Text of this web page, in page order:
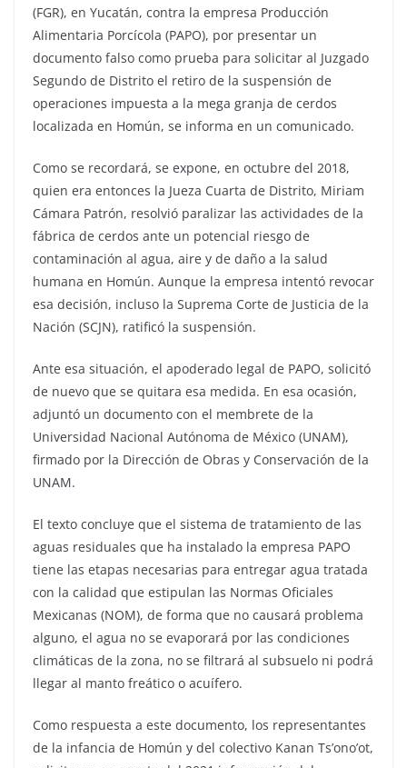
(FGR), en Yucatán, contra la empresa Producción
Alimentaria Porcícola (PAPO), por presentar un
documento falso como prueba para solicitar al Juzgado
Segundo de Distrito el retiro de la suspensión de
operaciones impuesta a la mega granja de cerdos
localizada en Homún, se informa en un comunicado.
Como se recordará, se expone, en octubre del 2018,
quien era entonces la Jueza Cuarta de Distrito, Miriam
Cámara Patrón, resolvió paralizar las actividades de la
fábrica de cerdos ante un potencial riesgo de
contaminación al agua, aire y de daño a la salud
humana en Homún. Aunque la empresa intentó revocar
esa decisión, incluso la Suprema Corte de Justicia de la
Nación (SCJN), ratificó la suspensión.
Ante esa situación, el apoderado legal de PAPO, solicitó
de nuevo que se quitara esa medida. En esa ocasión,
adjuntó un documento con el membrete de la
Universidad Nacional Autónoma de México (UNAM),
firmado por la Dirección de Obras y Conservación de la
UNAM.
El texto concluye que el sistema de tratamiento de las
aguas residuales que ha instalado la empresa PAPO
tiene las etapas necesarias para entregar agua tratada
con la calidad que estipulan las Normas Oficiales
Mexicanas (NOM), de forma que no causará problema
alguno, el agua no se evaporará por las condiciones
climáticas de la zona, no se filtrará al subsuelo ni podrá
llegar al manto freático o acuífero.
Como respuesta a este documento, los representantes
de la infancia de Homún y del colectivo Kanan Ts’ono’ot,